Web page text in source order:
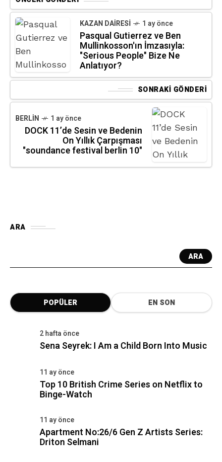
KAZAN DAIRESI 1 ay önce
Pasqual Gutierrez ve Ben
Mullinkosson'ın İmzasıyla:
"Serious People" Bize Ne
Anlatıyor?
SONRAKI GÖNDERI
BERLIN 1 ay önce
DOCK 11’de Sesin ve Bedenin
On Yıllık Çarpışması
"soundance festival berlin 10"
ARA
ARA
POPÜLER EN SON
2 hafta önce
Sena Seyrek: I Am a Child Born Into Music
11 ay önce
Top 10 British Crime Series on Netflix to
Binge-Watch
11 ay önce
Apartment No:26/6 Gen Z Artists Series:
Driton Selmani